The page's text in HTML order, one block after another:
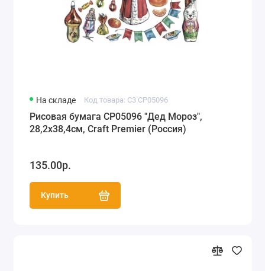
На складе Код товара: C3 CP05096
Рисовая бумага CP05096 "Дед Мороз",
28,2х38,4см, Craft Premier (Россия)
135.00р.
Купить